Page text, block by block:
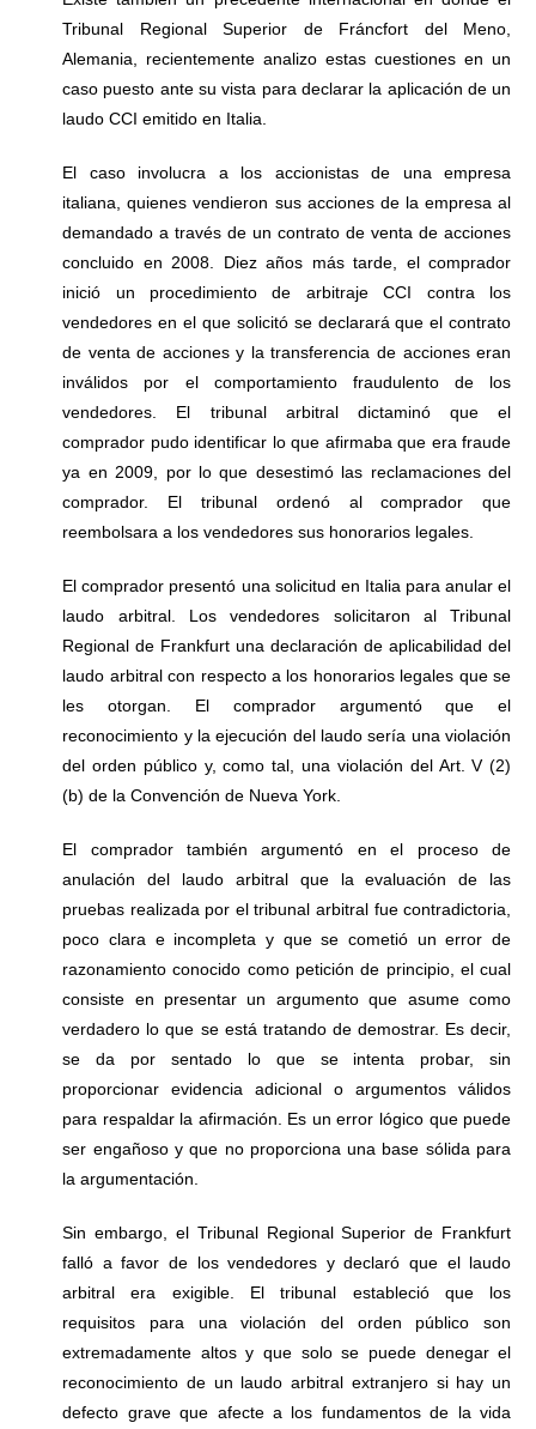
Tribunal Regional Superior de Fráncfort del Meno,
Alemania, recientemente analizo estas cuestiones en un
caso puesto ante su vista para declarar la aplicación de un
laudo CCI emitido en Italia.
El caso involucra a los accionistas de una empresa
italiana, quienes vendieron sus acciones de la empresa al
demandado a través de un contrato de venta de acciones
concluido en 2008. Diez años más tarde, el comprador
inició un procedimiento de arbitraje CCI contra los
vendedores en el que solicitó se declarará que el contrato
de venta de acciones y la transferencia de acciones eran
inválidos por el comportamiento fraudulento de los
vendedores. El tribunal arbitral dictaminó que el
comprador pudo identificar lo que afirmaba que era fraude
ya en 2009, por lo que desestimó las reclamaciones del
comprador. El tribunal ordenó al comprador que
reembolsara a los vendedores sus honorarios legales.
El comprador presentó una solicitud en Italia para anular el
laudo arbitral. Los vendedores solicitaron al Tribunal
Regional de Frankfurt una declaración de aplicabilidad del
laudo arbitral con respecto a los honorarios legales que se
les otorgan. El comprador argumentó que el
reconocimiento y la ejecución del laudo sería una violación
del orden público y, como tal, una violación del Art. V (2)
(b) de la Convención de Nueva York.
El comprador también argumentó en el proceso de
anulación del laudo arbitral que la evaluación de las
pruebas realizada por el tribunal arbitral fue contradictoria,
poco clara e incompleta y que se cometió un error de
razonamiento conocido como petición de principio, el cual
consiste en presentar un argumento que asume como
verdadero lo que se está tratando de demostrar. Es decir,
se da por sentado lo que se intenta probar, sin
proporcionar evidencia adicional o argumentos válidos
para respaldar la afirmación. Es un error lógico que puede
ser engañoso y que no proporciona una base sólida para
la argumentación.
Sin embargo, el Tribunal Regional Superior de Frankfurt
falló a favor de los vendedores y declaró que el laudo
arbitral era exigible. El tribunal estableció que los
requisitos para una violación del orden público son
extremadamente altos y que solo se puede denegar el
reconocimiento de un laudo arbitral extranjero si hay un
defecto grave que afecte a los fundamentos de la vida